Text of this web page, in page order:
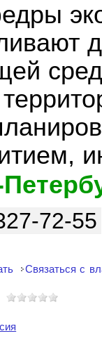
72-55
Связаться с